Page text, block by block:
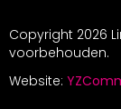
Copyright 2026
voorbehouden.
Website: